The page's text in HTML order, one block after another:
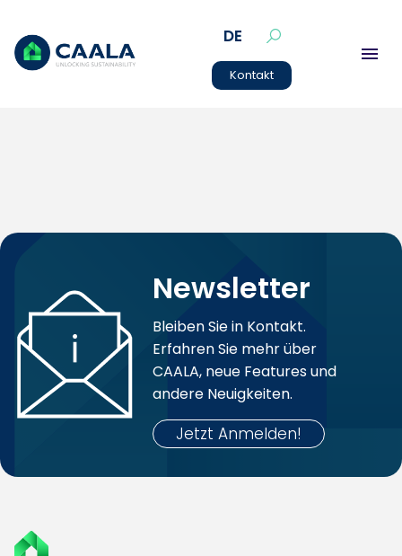
DE
Kontakt
Newsletter
Bleiben Sie in Kontakt.
Erfahren Sie mehr über
CAALA, neue Features und
andere Neuigkeiten.
Jetzt Anmelden!